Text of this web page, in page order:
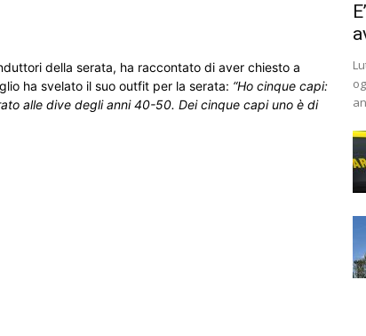
della serata, ha raccontato di aver chiesto a
ha svelato il suo outfit per la serata: “Ho cinque capi:
alle dive degli anni 40-50. Dei cinque capi uno è di